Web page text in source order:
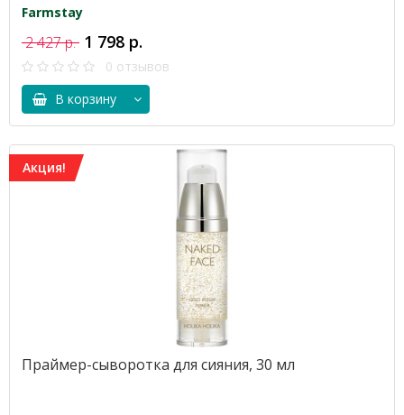
Farmstay
2 427 р. 1 798 р.
0 отзывов
В корзину
Акция!
Праймер-сыворотка для сияния, 30 мл